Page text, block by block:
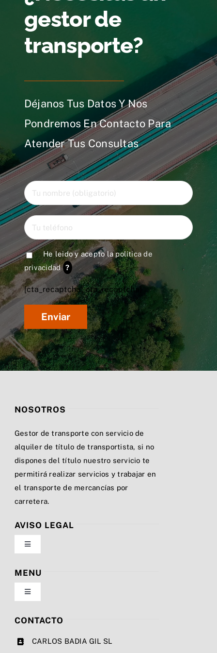
gestor de
transporte?
Déjanos Tus Datos Y Nos
Pondremos En Contacto Para
Atender Tus Consultas
He leido y acepto lapolítica de
privacidad ?
[cta_recaptcha* cta_recaptcha]
NOSOTROS
Gestor de transporte con servicio de
alquiler de título de transportista, si no
dispones del título nuestro servicio te
permitirá realizar servicios y trabajar en
el transporte de mercancías por
carretera.
AVISO LEGAL
Toggle
Navigation
Política de privacidad
Condiciones de uso
MENU
Toggle
Navigation
Nosotros
CONTACTO
CARLOS BADIA GIL SL